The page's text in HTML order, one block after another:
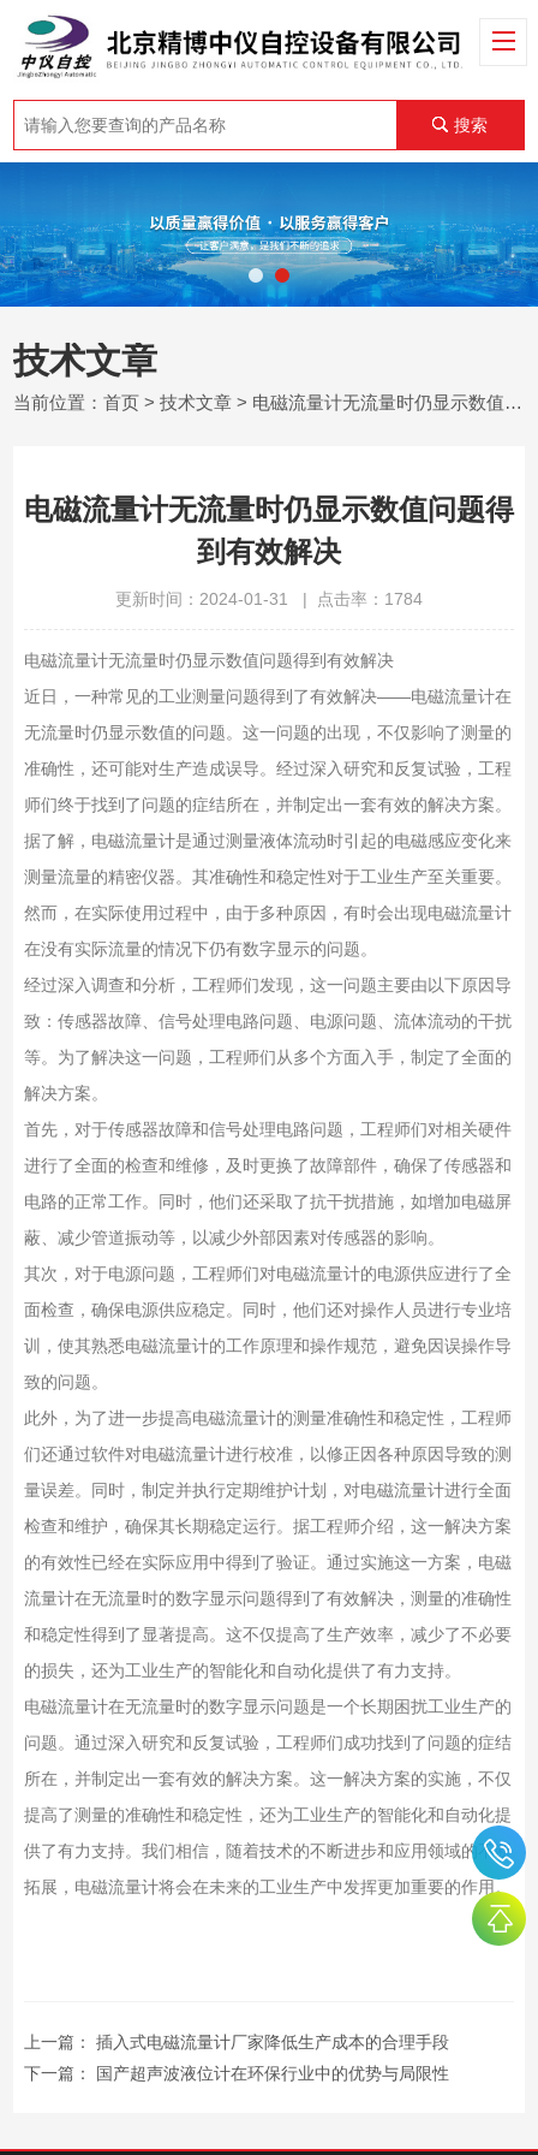
搜索
技术文章
当前位置：首页 >技术文章 > ​电磁流量计无流量时仍显示数值问题得到有效解决
​电磁流量计无流量时仍显示数值问题得
到有效解决
更新时间：2024-01-31 | 点击率：1784
电磁流量计无流量时仍显示数值问题得到有效解决
近日，一种常见的工业测量问题得到了有效解决——电磁流量计在
无流量时仍显示数值的问题。这一问题的出现，不仅影响了测量的
准确性，还可能对生产造成误导。经过深入研究和反复试验，工程
师们终于找到了问题的症结所在，并制定出一套有效的解决方案。
据了解，电磁流量计是通过测量液体流动时引起的电磁感应变化来
测量流量的精密仪器。其准确性和稳定性对于工业生产至关重要。
然而，在实际使用过程中，由于多种原因，有时会出现电磁流量计
在没有实际流量的情况下仍有数字显示的问题。
经过深入调查和分析，工程师们发现，这一问题主要由以下原因导
致：传感器故障、信号处理电路问题、电源问题、流体流动的干扰
等。为了解决这一问题，工程师们从多个方面入手，制定了全面的
解决方案。
首先，对于传感器故障和信号处理电路问题，工程师们对相关硬件
进行了全面的检查和维修，及时更换了故障部件，确保了传感器和
电路的正常工作。同时，他们还采取了抗干扰措施，如增加电磁屏
蔽、减少管道振动等，以减少外部因素对传感器的影响。
其次，对于电源问题，工程师们对电磁流量计的电源供应进行了全
面检查，确保电源供应稳定。同时，他们还对操作人员进行专业培
训，使其熟悉电磁流量计的工作原理和操作规范，避免因误操作导
致的问题。
此外，为了进一步提高电磁流量计的测量准确性和稳定性，工程师
们还通过软件对电磁流量计进行校准，以修正因各种原因导致的测
量误差。同时，制定并执行定期维护计划，对电磁流量计进行全面
检查和维护，确保其长期稳定运行。据工程师介绍，这一解决方案
的有效性已经在实际应用中得到了验证。通过实施这一方案，电磁
流量计在无流量时的数字显示问题得到了有效解决，测量的准确性
和稳定性得到了显著提高。这不仅提高了生产效率，减少了不必要
的损失，还为工业生产的智能化和自动化提供了有力支持。
电磁流量计在无流量时的数字显示问题是一个长期困扰工业生产的
问题。通过深入研究和反复试验，工程师们成功找到了问题的症结
所在，并制定出一套有效的解决方案。这一解决方案的实施，不仅
提高了测量的准确性和稳定性，还为工业生产的智能化和自动化提
供了有力支持。我们相信，随着技术的不断进步和应用领域的不断
拓展，电磁流量计将会在未来的工业生产中发挥更加重要的作用。
上一篇： 插入式电磁流量计厂家降低生产成本的合理手段
下一篇：
国产超声波液位计在环保行业中的优势与局限性